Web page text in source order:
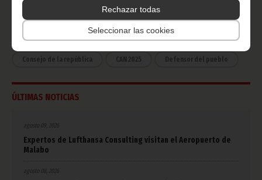
Rechazar todas
Seleccionar las cookies
Economía Gente GE 50 Aniversario Independencia
CongresoPDGE FIJA Bielorrusia
Consejo de la república CAN 2025 Defensor del pueblo
ÚLTIMAS NOTICIAS
agosto 09, 2026
Expertos de Lufthansa Consulting visitan el Aeropuerto de
Malabo